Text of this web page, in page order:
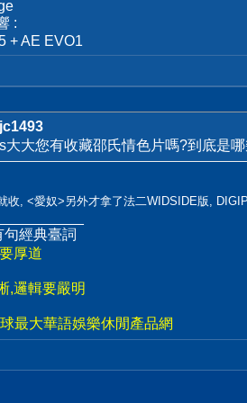
:
+ AE EVO1
大大您有收藏邵氏情色片嗎?到底是
收, <愛奴>另外才拿了法二WIDSIDE版,
句經典臺詞
厚道
,邏輯要嚴明
最大華語娛樂休閒產品網